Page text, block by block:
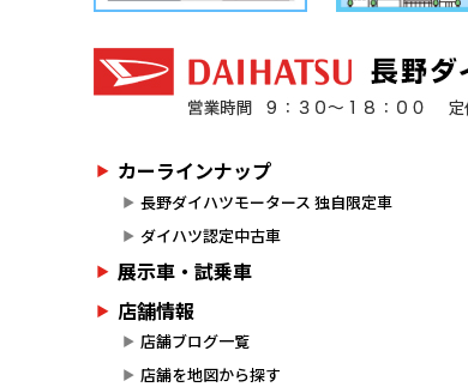
カーラインナップ
長野ダイハツモータース 独自限定車
ダイハツ認定中古車
展示車・試乗車
店舗情報
店舗ブログ一覧
店舗を地図から探す